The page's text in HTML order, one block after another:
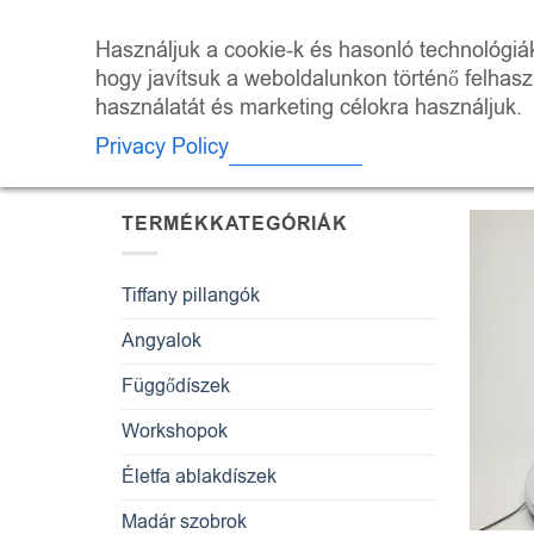
Használjuk a cookie-k és hasonló
hogy javítsuk a weboldalunkon történő
használatát és marketing célokra használjuk.
Privacy Policy
ÜZLET
KEZDŐLAP
TERMÉKKATEGÓRIÁK
Tiffany pillangók
Angyalok
Függődíszek
Workshopok
Életfa ablakdíszek
Madár szobrok